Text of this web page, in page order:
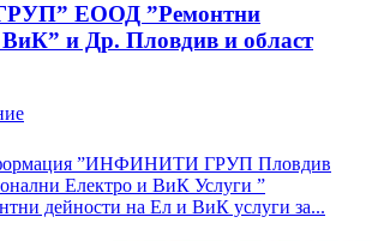
ЕООД ”Ремонтни
ВиК” и Др. Пловдив и област
”ИНФИНИТИ ГРУП Пловдив
Електро и ВиК Услуги ”
дейности на Ел и ВиК услуги за...